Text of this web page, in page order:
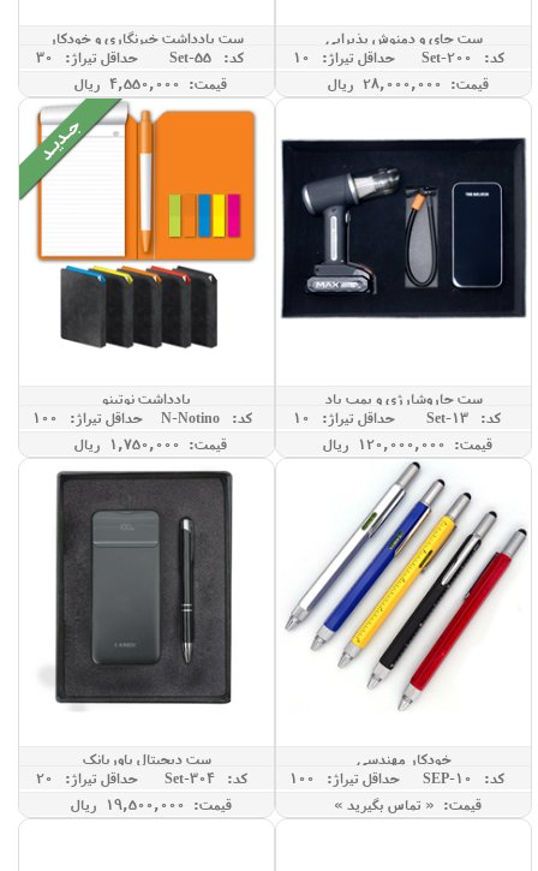
ست چای و دمنوش پذیرایی
کد: Set-200
حداقل تيراژ: 10
قیمت: 28,000,000 ريال
ست یادداشت خبرنگاری و خودکار
کد: Set-55
حداقل تيراژ: 30
قیمت: 4,550,000 ريال
ست جاروشارژی و پمپ باد
کد: Set-13
حداقل تيراژ: 10
قیمت: 120,000,000 ريال
یادداشت نوتینو
کد: N-Notino
حداقل تيراژ: 100
قیمت: 1,750,000 ريال
خودکار مهندسی
کد: SEP-10
حداقل تيراژ: 100
قیمت: « تماس بگیرید »
ست دیجیتال پاوربانک
کد: Set-304
حداقل تيراژ: 20
قیمت: 19,500,000 ريال